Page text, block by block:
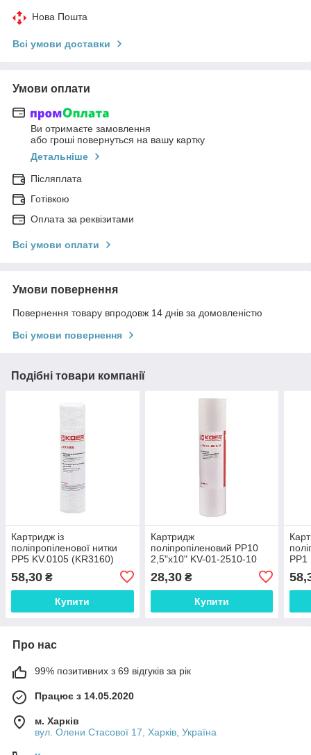
Нова Пошта
Всі умови доставки
Умови оплати
Ви отримаєте замовлення
або гроші повернуться на вашу картку
Детальніше
Післяплата
Готівкою
Оплата за реквізитами
Всі умови оплати
Умови повернення
Повернення товару впродовж 14 днів за домовленістю
Всі умови повернення
Подібні товари компанії
Картридж із
поліпропіленової нитки
PP5 KV.0105 (KR3160)
58,30 ₴
Купити
Картридж
поліпропіленовий PP10
2,5"х10" KV-01-2510-10
(старий артикул KV.0010)
(KR3157)
28,30₴
Купити
PP1
Про нас
99% позитивних з 69 відгуків за рік
Працює з 14.05.2020
м. Харків
вул. Олени Стасової 17, Харків, Україна